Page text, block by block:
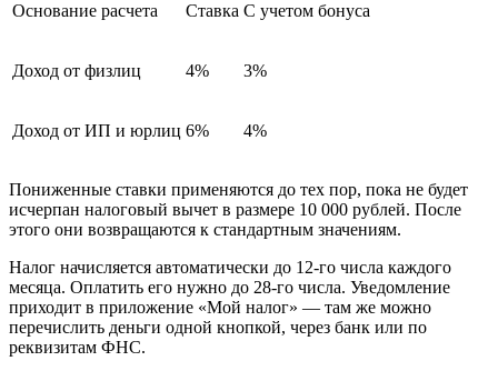
Основание расчета Ставка С учетом бонуса
Доход от физлиц 4% 3%
Доход от ИП и юрлиц 6% 4%
Пониженные ставки применяются до тех пор, пока не будет
исчерпан налоговый вычет в размере 10 000 рублей. После
этого они возвращаются к стандартным значениям.
Налог начисляется автоматически до 12-го числа каждого
месяца. Оплатить его нужно до 28-го числа. Уведомление
приходит в приложение «Мой налог» — там же можно
перечислить деньги одной кнопкой, через банк или по
реквизитам ФНС.